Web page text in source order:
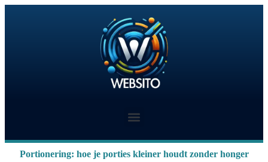
Portionering: hoe je porties kleiner houdt zonder honger